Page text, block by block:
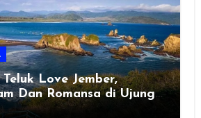
Love Jember,
Dan Romansa di Ujung